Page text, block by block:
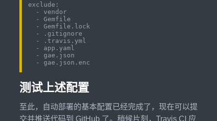
exclude:
  - vendor
  - Gemfile
  - Gemfile.lock
  - .gitignore
  - .travis.yml
  - app.yaml
  - gae.json
测试上述配置
至此，自动部署的基本配置已经完成了，现在可以提
交并推送代码到 GitHub 了。稍候片刻，Travis CI 应